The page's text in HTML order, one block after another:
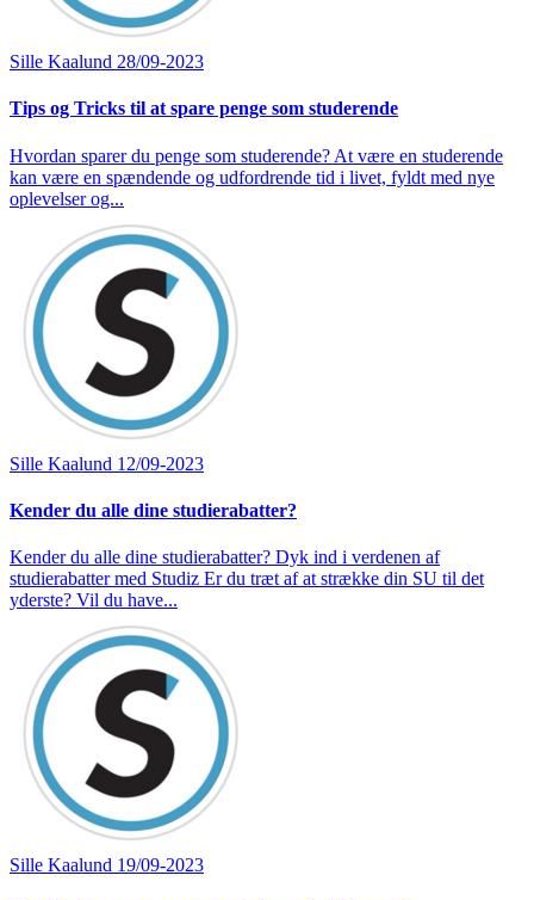
Sille Kaalund 28/09-2023
Tips og Tricks til at spare penge som studerende
Hvordan sparer du penge som studerende? At være en studerende
kan være en spændende og udfordrende tid i livet, fyldt med nye
oplevelser og...
Sille Kaalund 12/09-2023
Kender du alle dine studierabatter?
Kender du alle dine studierabatter? Dyk ind i verdenen af
studierabatter med Studiz Er du træt af at strække din SU til det
yderste? Vil du have...
Sille Kaalund 19/09-2023